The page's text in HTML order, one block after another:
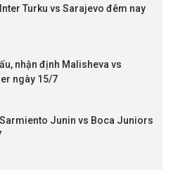
Turku vs Sarajevo đêm nay
nhận định Malisheva vs
ngày 15/7
Junin vs Boca Juniors